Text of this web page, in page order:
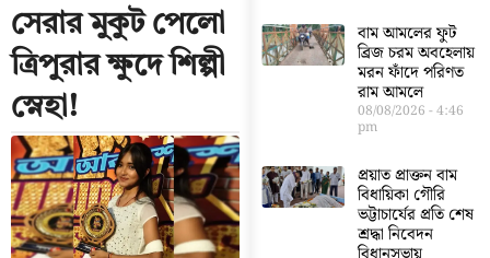
সেরার মুকুট পেলো
ত্রিপুরার ক্ষুদে শিল্পী
স্নেহা!
বাম আমলের ফুট
ব্রিজ চরম অবহেলায়
মরন ফাঁদে পরিণত
রাম আমলে
08/08/2026 4:46
pm
প্রয়াত প্রাক্তন বাম
বিধায়িকা গৌরি
ভট্টাচার্যের প্রতি শেষ
শ্রদ্ধা নিবেদন